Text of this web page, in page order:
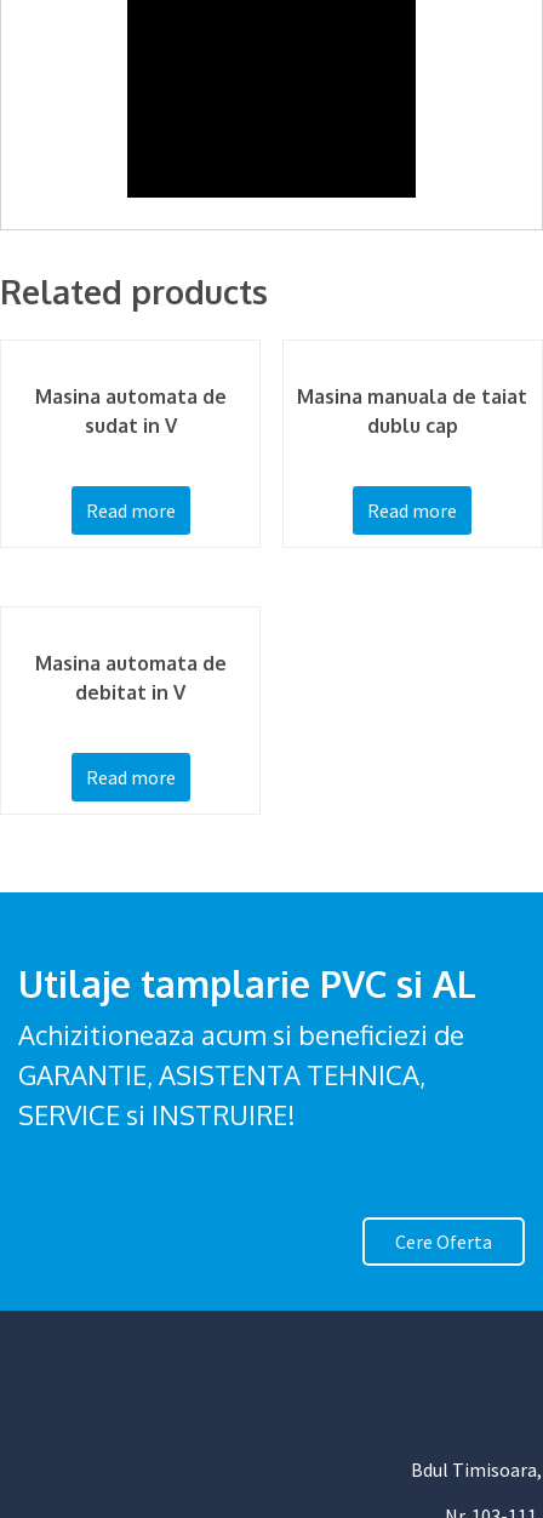
Related products
Masina automata de
sudat in V
Read more
Masina manuala de taiat
dublu cap
Read more
Masina automata de
debitat in V
Read more
Utilaje tamplarie PVC si AL
Achizitioneaza acum si beneficiezi de
GARANTIE, ASISTENTA TEHNICA,
SERVICE si INSTRUIRE!
Cere Oferta
Bdul Timisoara,